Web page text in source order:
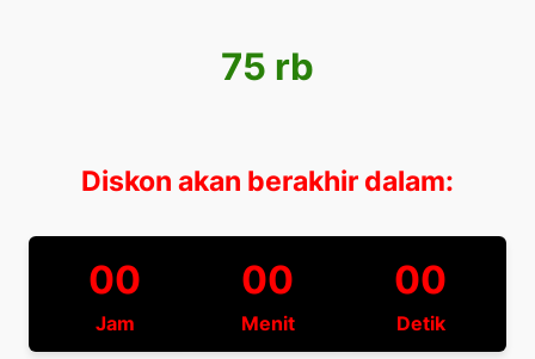
75 rb
Diskon akan berakhir dalam:
00
Jam
00
Menit
00
Detik